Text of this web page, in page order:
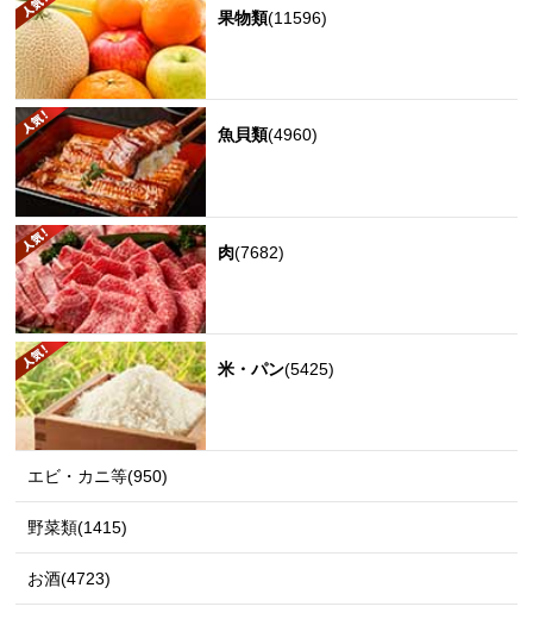
果物類(11596)
魚貝類(4960)
肉(7682)
米・パン(5425)
エビ・カニ等(950)
野菜類(1415)
お酒(4723)